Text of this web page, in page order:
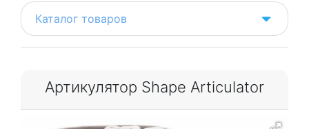
Каталог товаров
Артикулятор Shape Articulator